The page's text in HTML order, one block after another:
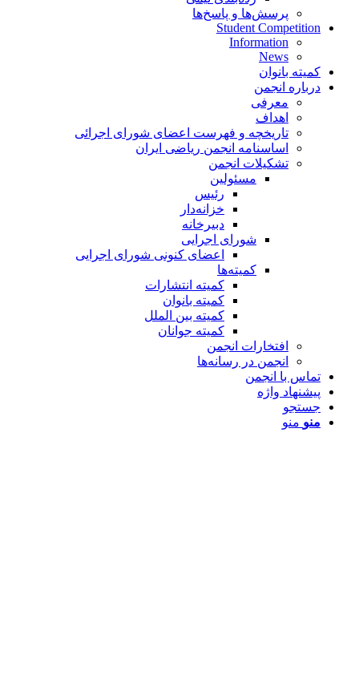
پرسش‌ها و پاسخ‌ها
Student Competition
Information
News
کمیته بانوان
درباره انجمن
معرفی
اهداف
تاریخچه و فهرست اعضای شورای اجرائی
اساسنامه انجمن ریاضی ایران
تشکیلات انجمن
مسئولین
رئیس
خزانه‌دار
دبیرخانه
شورای اجرایی
اعضای کنونی شورای اجرایی
کمیته‌ها
کمیته انتشارات
کمیته بانوان
کمیته بین الملل
کمیته جوانان
افتخارات انجمن
انجمن در رسانه‌ها
تماس با انجمن
پیشنهاد واژه
جستجو
منو منو